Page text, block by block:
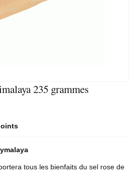
235 grammes
tous les bienfaits du sel rose de